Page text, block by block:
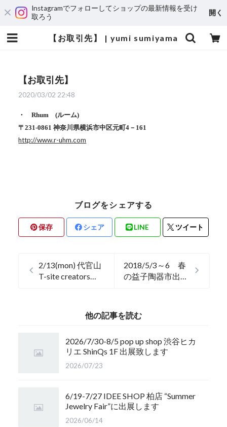
Instagramでフォローしてショップの最新情報を受け
取ろう
開く
【お取引先】 | yumi sumiyama
【お取引先】
2020/03/02 22:48
・ Rhum (ルーム)
〒231-0861神奈川県横浜市中区元町4 － 161
http://www.r-uhm.com
ブログをシェアする
保存 シェア LINE ツイート
2/13(mon) 代官山
T-site creators
2018/5/3～6 春
の益子陶器市出店
他の記事を読む
2026/7/30-8/5 pop up shop 渋谷ヒカ
リエ ShinQs 1F 出展致します
2026/07/23
6/19-7/27 IDEE SHOP 柏店 “Summer
Jewelry Fair”に出展します
2026/06/14